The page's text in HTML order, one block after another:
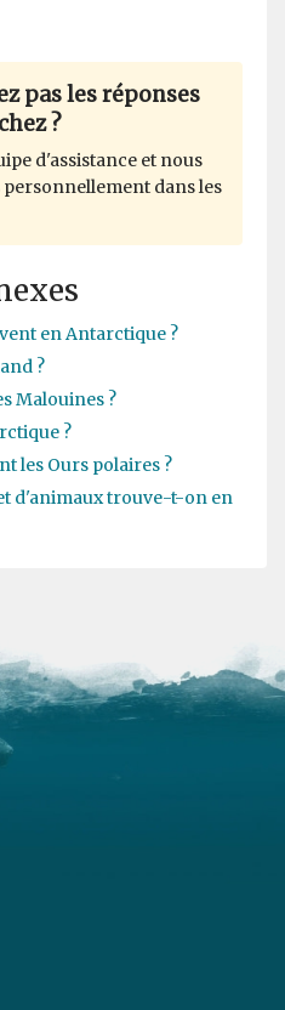
pas les réponses
?
d'assistance et nous
dans les
en Antarctique ?
?
Malouines ?
?
les Ours polaires ?
d'animaux trouve-t-on en